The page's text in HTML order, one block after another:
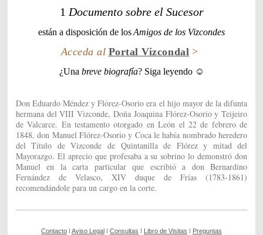
1 Documento sobre el Sucesor
están a disposición de losAmigos de los Vizcondes
Acceda al Portal Vizcondal >
¿Una breve biografía? Siga leyendo ☺
Don Eduardo Méndez y Flórez-Osorio era el hijo mayor de la difunta
hermana del VIII Vizconde, Doña Joaquina Flórez-Osorio y Teijeiro
de Valcarce. En testamento otorgado en León el 22 de febrero de
1848, don Manuel Flórez-Osorio y Coca le había nombrado heredero
del Título de Vizconde de Quintanilla de Flórez y mitad del
Mayorazgo. El aprecio que profesaba a su sobrino lo demonstró don
Manuel en la carta particular que escribió a don Bernardino
Fernández de Velasco, XIV duque de Frías (1783-1861)
recomendándole para un cargo en la corte.
Contacto ǀ Aviso Legal ǀ Consultas ǀ Libro de Visitas ǀ Preguntas